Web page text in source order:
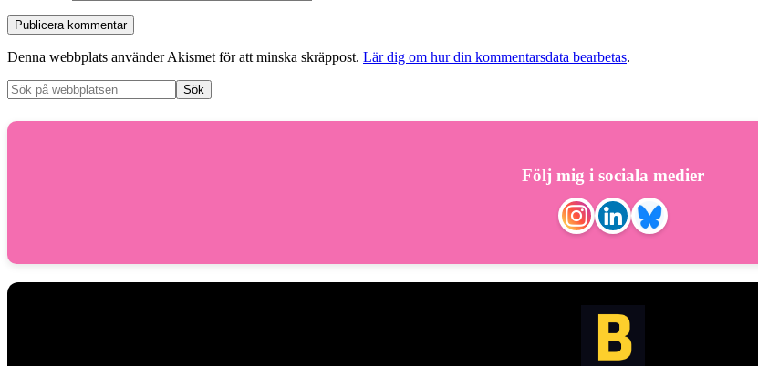
Denna webbplats använder Akismet för att minska skräppost. Lär dig om hur din kommentarsdata bearbetas.
Följ mig i sociala medier